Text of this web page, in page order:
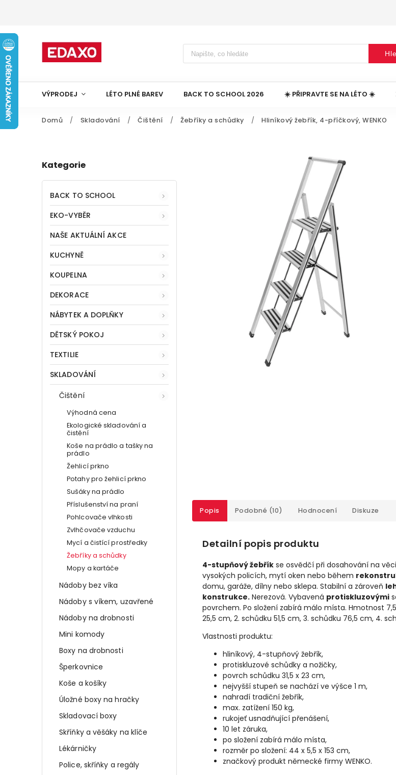
VÝPRODEJ LÉTO PLNÉ BAREV BACK TO SCHOOL 2026 ☀️ PŘIPRAVTE SE NA LÉTO ☀️
Domů / Skladování / Čištění / Žebříky a schůdky / Hliníkový žebřík, 4-příčkový, WENKO
Kategorie
BACK TO SCHOOL
EKO-VYBĚR
NAŠE AKTUÁLNÍ AKCE
KUCHYNĚ
KOUPELNA
DEKORACE
NÁBYTEK A DOPLŇKY
DĚTSKÝ POKOJ
TEXTILIE
SKLADOVÁNÍ
Čištění
Výhodná cena
Ekologické skladování a
čistění
Koše na prádlo a tašky na
prádlo
Žehlicí prkno
Potahy pro žehlicí prkno
Sušáky na prádlo
Příslušenství na praní
Pohlcovače vlhkosti
Zvlhčovače vzduchu
Mycí a čistící prostředky
Žebříky a schůdky
Mopy a kartáče
Nádoby bez víka
Nádoby s víkem, uzavřené
Nádoby na drobnosti
Mini komody
Boxy na drobnosti
Šperkovnice
Koše a košíky
Úložné boxy na hračky
Skladovací boxy
Skříňky a věšáky na klíče
Lékárničky
Police, skříňky a regály
Popis Podobné (10) Hodnocení Diskuze
Detailní popis produktu
4-stupňový žebřík se osvědčí při dosahování na
vysokých policích, mytí oken nebo během
domu, garáže, dílny nebo sklepa. Stabilní a zároveň
konstrukce. Nerezová. Vybavená protiskluzovými
povrchem. Po složení zabírá málo místa. Hmotnost 7,5
25,5 cm, 2. schůdku 51,5 cm, 3. schůdku 76,5 cm, 4.
Vlastnosti produktu:
hliníkový, 4-stupňový žebřík,
protiskluzové schůdky a nožičky,
povrch schůdku 31,5 x 23 cm,
nejvyšší stupeň se nachází ve výšce 1 m,
nahradí tradiční žebřík,
max. zatížení 150 kg,
rukojeť usnadňující přenášení,
10 let záruka,
po složení zabírá málo místa,
rozměr po složení: 44 x 5,5 x 153 cm,
značkový produkt německé firmy WENKO.